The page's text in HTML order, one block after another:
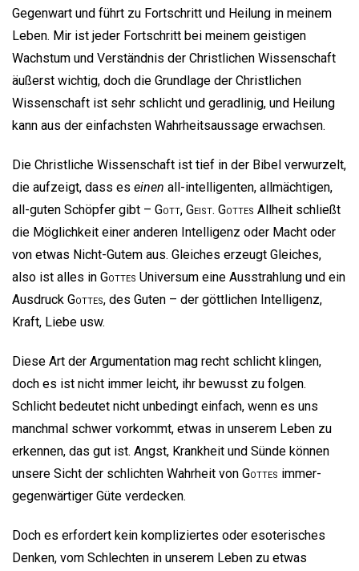
Gegenwart und führt zu Fortschritt und Heilung in meinem
Leben. Mir ist jeder Fortschritt bei meinem geistigen
Wachstum und Verständnis der Christlichen Wissenschaft
äußerst wichtig, doch die Grundlage der Christlichen
Wissenschaft ist sehr schlicht und geradlinig, und Heilung
kann aus der einfachsten Wahrheitsaussage erwachsen.
Die Christliche Wissenschaft ist tief in der Bibel verwurzelt,
die aufzeigt, dass es einen all-intelligenten, allmächtigen,
all-guten Schöpfer gibt – Gott, Geist. Gottes Allheit schließt
die Möglichkeit einer anderen Intelligenz oder Macht oder
von etwas Nicht-Gutem aus. Gleiches erzeugt Gleiches,
also ist alles in Gottes Universum eine Ausstrahlung und ein
Ausdruck Gottes, des Guten – der göttlichen Intelligenz,
Kraft, Liebe usw.
Diese Art der Argumentation mag recht schlicht klingen,
doch es ist nicht immer leicht, ihr bewusst zu folgen.
Schlicht bedeutet nicht unbedingt einfach, wenn es uns
manchmal schwer vorkommt, etwas in unserem Leben zu
erkennen, das gut ist. Angst, Krankheit und Sünde können
unsere Sicht der schlichten Wahrheit von Gottes immer-
gegenwärtiger Güte verdecken.
Doch es erfordert kein kompliziertes oder esoterisches
Denken, vom Schlechten in unserem Leben zu etwas